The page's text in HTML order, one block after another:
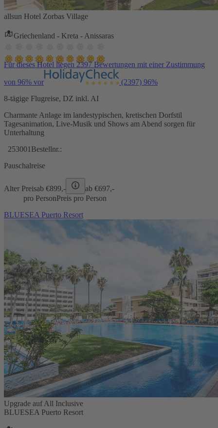
allsun Hotel Zorbas Village
Griechenland - Kreta - Anissaras
Für dieses Hotel liegen 2397 Bewertungen mit einer Zustimmung
von 96% vor (2397) 96%
8-tägige Flugreise, DZ inkl. AI
Charmante Anlage im landestypischen, kretischen Dorfstil
Tagesanimation, Live-Musik und Shows am Abend sorgen für
Unterhaltung
253001 Bestellnr.:
Pauschalreise
Alter Preisab €899,- ab €697,-
pro PersonPreis pro Person
BLUESEA Puerto Resort
Upgrade auf All Inclusive
BLUESEA Puerto Resort